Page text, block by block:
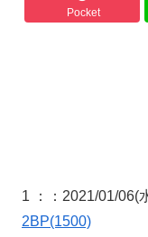
Pocket
1 ： ：2021/01/06(
2BP(1500)